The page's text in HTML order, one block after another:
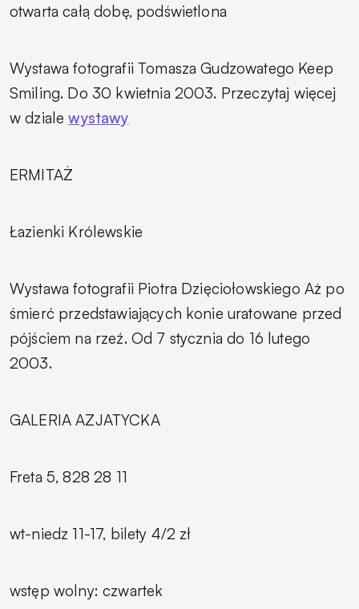
otwarta całą dobę, podświetlona
Wystawa fotografii Tomasza Gudzowatego Keep
Smiling. Do 30 kwietnia 2003. Przeczytaj więcej
w dzialewystawy
ERMITAŻ
Łazienki Królewskie
Wystawa fotografii Piotra Dzięciołowskiego Aż po
śmierć przedstawiających konie uratowane przed
pójściem na rzeź. Od 7 stycznia do 16 lutego
2003.
GALERIA AZJATYCKA
Freta 5, 828 28 11
wt-niedz 11-17, bilety 4/2 zł
wstęp wolny: czwartek